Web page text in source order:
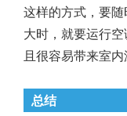
这样的方式，要
大时，就要运行
且很容易带来室内
总结